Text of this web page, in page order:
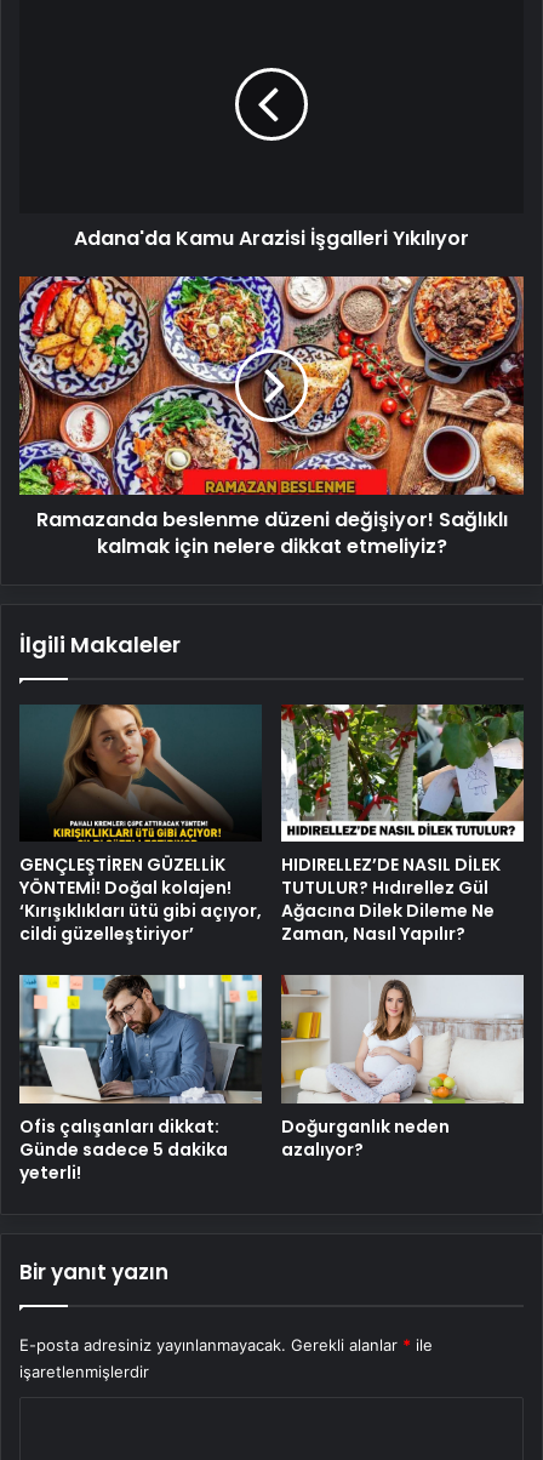
Adana'da Kamu Arazisi İşgalleri Yıkılıyor
Ramazanda
beslenme
düzeni
değişiyor!
Sağlıklı
kalmak
için
nelere
dikkat
etmeliyiz?
Ramazanda beslenme düzeni değişiyor! Sağlıklı
kalmak için nelere dikkat etmeliyiz?
İlgili Makaleler
GENÇLEŞTİREN GÜZELLİK
YÖNTEMİ! Doğal kolajen!
‘Kırışıklıkları ütü gibi açıyor,
cildi güzelleştiriyor’
HIDIRELLEZ’DE NASIL DİLEK
TUTULUR? Hıdırellez Gül
Ağacına Dilek Dileme Ne
Zaman, Nasıl Yapılır?
Ofis çalışanları dikkat:
Günde sadece 5 dakika
yeterli!
Doğurganlık neden
azalıyor?
Bir yanıt yazın
E-posta adresiniz yayınlanmayacak. Gerekli alanlar * ile
işaretlenmişlerdir